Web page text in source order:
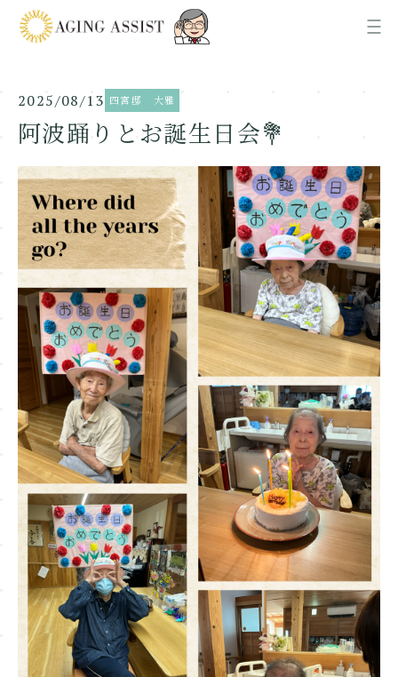
News
お知らせ
About us
AGING ASSISTについて
各事業所ご案内
Recruit
採用情報
Contact
お問い合わせ
2025/08/13 四宮邸 大雅
阿波踊りとお誕生日会💐